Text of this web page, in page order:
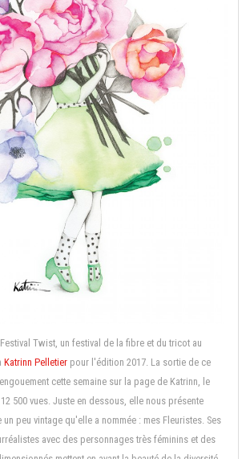
Twist, un festival de la fibre et du tricot au
Katrinn Pelletier pour l'édition 2017. La sortie de ce
cette semaine sur la page de Katrinn, le
500 vues. Juste en dessous, elle nous présente
peu vintage qu'elle a nommée : mes Fleuristes. Ses
avec des personnages très féminins et des